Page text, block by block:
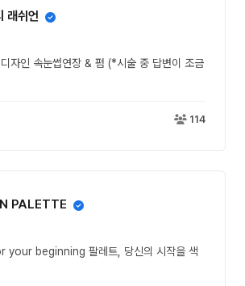
래쉬언
자인 속눈썹연장 & 펌 (*시술 중 답변이 조금
114
PALETTE
팔레트, 당신의 시작을 색